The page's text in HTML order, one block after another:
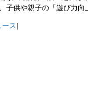
子供や親子の「遊び力向
ース|